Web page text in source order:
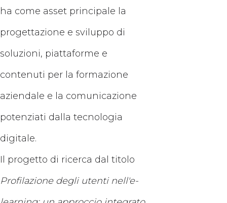
ha come asset principale la
progettazione e sviluppo di
soluzioni, piattaforme e
contenuti per la formazione
aziendale e la comunicazione
potenziati dalla tecnologia
digitale.
Il progetto di ricerca dal titolo
Profilazione degli utenti nell'e-